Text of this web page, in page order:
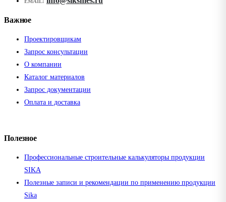
Важное
Проектировщикам
Запрос консультации
О компании
Каталог материалов
Запрос документации
Оплата и доставка
Полезное
Профессиональные строительные калькуляторы продукции
SIKA
Полезные записи и рекомендации по применению продукции
Sika